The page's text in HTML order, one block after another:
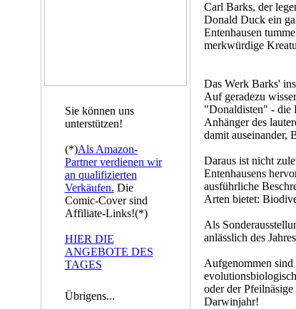
Sie können uns
unterstützen!
(*)Als Amazon-
Partner verdienen wir
an qualifizierten
Verkäufen. Die
Comic-Cover sind
Affiliate-Links!(*)
HIER DIE
ANGEBOTE DES
TAGES
Übrigens...
Carl Barks, der
Donald Duck ein
Entenhausen
merkwürdige
Das Werk Barks'
Auf geradezu
"Donaldisten" - die
Anhänger des
damit auseinander,
Daraus ist nicht
Entenhausens
ausführliche
Arten bietet:
Als
anlässlich des
Aufgenommen sind
oder der
Darwinjahr!